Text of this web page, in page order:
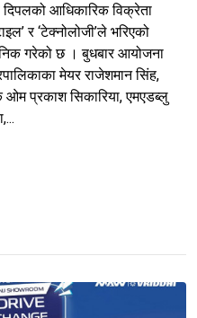
दिपलको आधिकारिक विक्रेता
र ‘टेक्नोलोजी’ले भरिएको
गरेको छ । बुधबार आयोजना
मेयर राजेशमान सिंह,
ओम प्रकाश सिकारिया, एमएडब्लु